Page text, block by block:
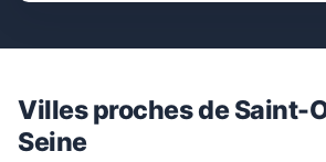
Villes proches de Saint-
Seine